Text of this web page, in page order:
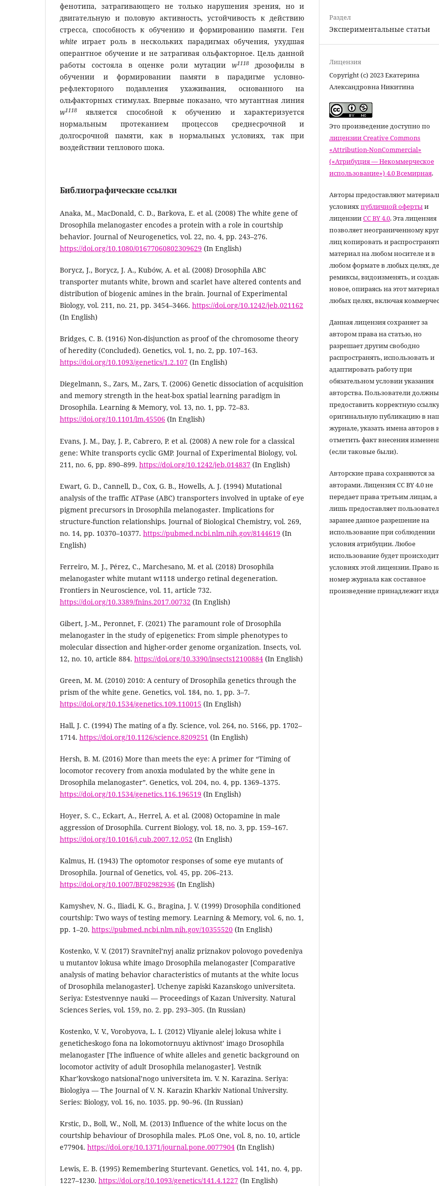
фенотипа, затрагивающего не только нарушения зрения, но и
двигательную и половую активность, устойчивость к действию
стресса, способность к обучению и формированию памяти. Ген
white играет роль в нескольких парадигмах обучения, ухудшая
оперантное обучение и не затрагивая ольфакторное. Цель данной
работы состояла в оценке роли мутации w1118дрозофилы в
обучении и формировании памяти в парадигме условно-
рефлекторного подавления ухаживания, основанного на
ольфакторных стимулах. Впервые показано, что мутантная линия
w1118
является способной к обучению и характеризуется
нормальным протеканием процессов среднесрочной и
долгосрочной памяти, как в нормальных условиях, так при
воздействии теплового шока.
Библиографические ссылки
Anaka, M., MacDonald, C. D., Barkova, E. et al. (2008) The white gene of
Drosophila melanogaster encodes a protein with a role in courtship
behavior. Journal of Neurogenetics, vol. 22, no. 4, pp. 243–276.
https://doi.org/10.1080/01677060802309629 (In English)
Borycz, J., Borycz, J. A., Kubów, A. et al. (2008) Drosophila ABC
transporter mutants white, brown and scarlet have altered contents and
distribution of biogenic amines in the brain. Journal of Experimental
Biology, vol. 211, no. 21, pp. 3454–3466. https://doi.org/10.1242/jeb.021162
(In English)
Bridges, C. B. (1916) Non-disjunction as proof of the chromosome theory
of heredity (Concluded). Genetics, vol. 1, no. 2, pp. 107–163.
https://doi.org/10.1093/genetics/1.2.107 (In English)
Diegelmann, S., Zars, M., Zars, T. (2006) Genetic dissociation of acquisition
and memory strength in the heat-box spatial learning paradigm in
Drosophila. Learning & Memory, vol. 13, no. 1, pp. 72–83.
https://doi.org/10.1101/lm.45506 (In English)
Evans, J. M., Day, J. P., Cabrero, P. et al. (2008) A new role for a classical
gene: White transports cyclic GMP. Journal of Experimental Biology, vol.
211, no. 6, pp. 890–899. https://doi.org/10.1242/jeb.014837 (In English)
Ewart, G. D., Cannell, D., Cox, G. B., Howells, A. J. (1994) Mutational
analysis of the traffic ATPase (ABC) transporters involved in uptake of eye
pigment precursors in Drosophila melanogaster. Implications for
structure-function relationships. Journal of Biological Chemistry, vol. 269,
no. 14, pp. 10370–10377. https://pubmed.ncbi.nlm.nih.gov/8144619 (In
English)
Ferreiro, M. J., Pérez, C., Marchesano, M. et al. (2018) Drosophila
melanogaster white mutant w1118 undergo retinal degeneration.
Frontiers in Neuroscience, vol. 11, article 732.
https://doi.org/10.3389/fnins.2017.00732 (In English)
Gibert, J.-M., Peronnet, F. (2021) The paramount role of Drosophila
melanogaster in the study of epigenetics: From simple phenotypes to
molecular dissection and higher-order genome organization. Insects, vol.
12, no. 10, article 884. https://doi.org/10.3390/insects12100884 (In English)
Green, M. M. (2010) 2010: A century of Drosophila genetics through the
prism of the white gene. Genetics, vol. 184, no. 1, pp. 3–7.
https://doi.org/10.1534/genetics.109.110015 (In English)
Hall, J. C. (1994) The mating of a fly. Science, vol. 264, no. 5166, pp. 1702–
1714. https://doi.org/10.1126/science.8209251 (In English)
Hersh, B. M. (2016) More than meets the eye: A primer for “Timing of
locomotor recovery from anoxia modulated by the white gene in
Drosophila melanogaster”. Genetics, vol. 204, no. 4, pp. 1369–1375.
https://doi.org/10.1534/genetics.116.196519 (In English)
Hoyer, S. C., Eckart, A., Herrel, A. et al. (2008) Octopamine in male
aggression of Drosophila. Current Biology, vol. 18, no. 3, pp. 159–167.
https://doi.org/10.1016/j.cub.2007.12.052 (In English)
Kalmus, H. (1943) The optomotor responses of some eye mutants of
Drosophila. Journal of Genetics, vol. 45, pp. 206–213.
https://doi.org/10.1007/BF02982936 (In English)
Kamyshev, N. G., Iliadi, K. G., Bragina, J. V. (1999) Drosophila conditioned
courtship: Two ways of testing memory. Learning & Memory, vol. 6, no. 1,
pp. 1–20. https://pubmed.ncbi.nlm.nih.gov/10355520 (In English)
Kostenko, V. V. (2017) Sravnitel’nyj analiz priznakov polovogo povedeniya
u mutantov lokusa white imago Drosophila melanogaster [Comparative
analysis of mating behavior characteristics of mutants at the white locus
of Drosophila melanogaster]. Uchenye zapiski Kazanskogo universiteta.
Seriya: Estestvennye nauki — Proceedings of Kazan University. Natural
Sciences Series, vol. 159, no. 2. pp. 293–305. (In Russian)
Kostenko, V. V., Vorobyova, L. I. (2012) Vliyanie alelej lokusa white i
geneticheskogo fona na lokomotornuyu aktivnost’ imago Drosophila
melanogaster [The influence of white alleles and genetic background on
locomotor activity of adult Drosophila melanogaster]. Vestnik
Khar’kovskogo natsional’nogo universiteta im. V. N. Karazina. Seriya:
Biologiya — The Journal of V. N. Karazin Kharkiv National University.
Series: Biology, vol. 16, no. 1035. pp. 90–96. (In Russian)
Krstic, D., Boll, W., Noll, M. (2013) Influence of the white locus on the
courtship behaviour of Drosophila males. PLoS One, vol. 8, no. 10, article
e77904. https://doi.org/10.1371/journal.pone.0077904 (In English)
Lewis, E. B. (1995) Remembering Sturtevant. Genetics, vol. 141, no. 4, pp.
1227–1230. https://doi.org/10.1093/genetics/141.4.1227 (In English)
Раздел
Экспериментальные статьи
Лицензия
Copyright (c) 2023 Екатерина
Александровна Никитина
Это произведение доступно по
лицензии Creative Commons
«Attribution-NonCommercial»
(«Атрибуция — Некоммерческое
использование») 4.0 Всемирная.
Авторы предоставляют
условияхпубличной офертыи
лицензииCC BY 4.0. Эта лицензия
позволяет неограниченному
лиц копировать и
материал на любом носителе и в
любом формате в любых целях,
ремиксы, видоизменять, и
новое, опираясь на этот
любых целях, включая
Данная лицензия сохраняет за
автором права на статью, но
разрешает другим свободно
распространять, использовать и
адаптировать работу при
обязательном условии указания
авторства. Пользователи должны
предоставить корректную
оригинальную публикацию в
журнале, указать имена авторов
отметить факт внесения
(если таковые были).
Авторские права сохраняются за
авторами. Лицензия CC BY 4.0 не
передает права третьим лицам, а
лишь предоставляет
заранее данное разрешение на
использование при соблюдении
условия атрибуции. Любое
использование будет
условиях этой лицензии. Право
номер журнала как составное
произведение принадлежит